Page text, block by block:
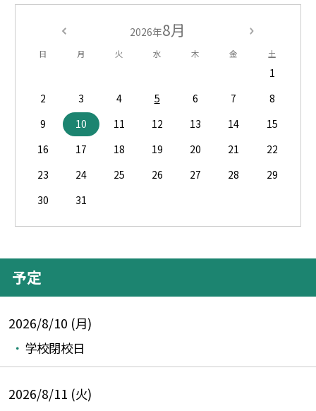
2026年8月
日 月 火 水 木 金 土
1
2
3 4 5 6 7
8
9
10 11 12 13 14
15
16
17 18 19 20 21
22
23
24 25 26 27 28
29
30
31
予定
2026/8/10 (月)
学校閉校日
2026/8/11 (火)